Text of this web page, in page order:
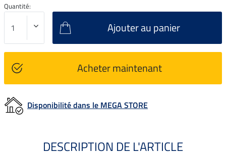
Quantité:
Ajouter au panier
Acheter maintenant
Disponibilité dans le MEGA STORE
DESCRIPTION DE L'ARTICLE